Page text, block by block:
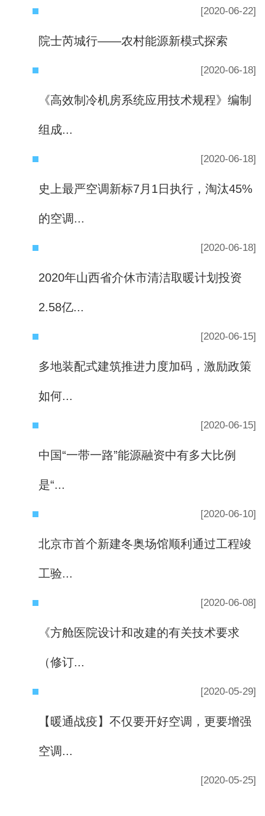
[2020-06-22]
院士芮城行——农村能源新模式探索
[2020-06-18]
《高效制冷机房系统应用技术规程》编制
组成...
[2020-06-18]
史上最严空调新标7月1日执行，淘汰45%
的空调...
[2020-06-18]
2020年山西省介休市清洁取暖计划投资
2.58亿...
[2020-06-15]
多地装配式建筑推进力度加码，激励政策
如何...
[2020-06-15]
中国“一带一路”能源融资中有多大比例
是“...
[2020-06-10]
北京市首个新建冬奥场馆顺利通过工程竣
工验...
[2020-06-08]
《方舱医院设计和改建的有关技术要求
（修订...
[2020-05-29]
【暖通战疫】不仅要开好空调，更要增强
空调...
[2020-05-25]